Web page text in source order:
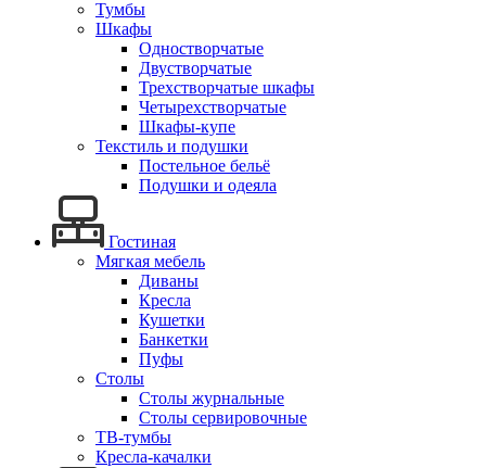
Тумбы
Шкафы
Одностворчатые
Двустворчатые
Трехстворчатые шкафы
Четырехстворчатые
Шкафы-купе
Текстиль и подушки
Постельное бельё
Подушки и одеяла
Гостиная
Мягкая мебель
Диваны
Кресла
Кушетки
Банкетки
Пуфы
Столы
Столы журнальные
Столы сервировочные
ТВ-тумбы
Кресла-качалки